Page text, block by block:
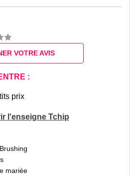
VOTRE AVIS
:
prix
l'enseigne Tchip
mariée